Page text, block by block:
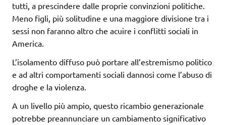
tutti, a prescindere dalle proprie convinzioni politiche.
Meno figli, più solitudine e una maggiore divisione tra i
sessi non faranno altro che acuire i conflitti sociali in
America.
L’isolamento diffuso può portare all’estremismo politico
e ad altri comportamenti sociali dannosi come l’abuso di
droghe e la violenza.
A un livello più ampio, questo ricambio generazionale
potrebbe preannunciare un cambiamento significativo